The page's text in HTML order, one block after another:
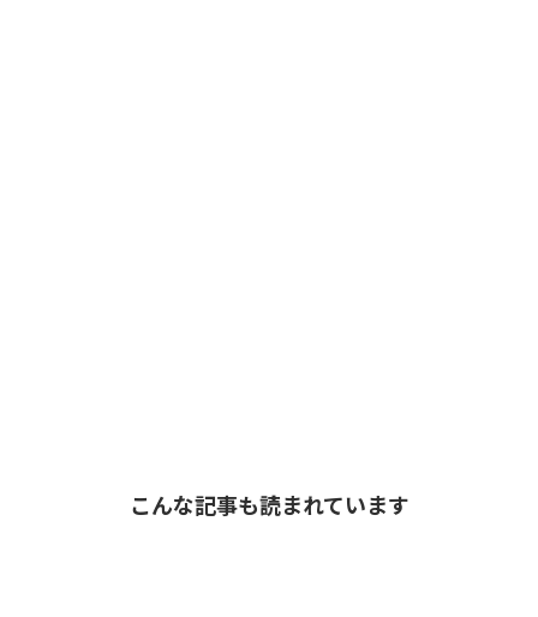
こんな記事も読まれています